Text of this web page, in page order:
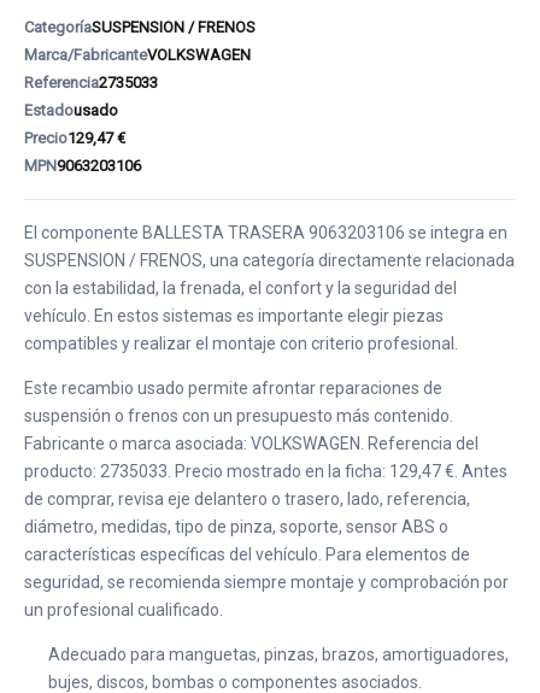
CategoríaSUSPENSION / FRENOS
Marca/FabricanteVOLKSWAGEN
Referencia2735033
Estadousado
Precio129,47 €
MPN9063203106
El componente BALLESTA TRASERA 9063203106 se integra en
SUSPENSION / FRENOS, una categoría directamente relacionada
con la estabilidad, la frenada, el confort y la seguridad del
vehículo. En estos sistemas es importante elegir piezas
compatibles y realizar el montaje con criterio profesional.
Este recambio usado permite afrontar reparaciones de
suspensión o frenos con un presupuesto más contenido.
Fabricante o marca asociada: VOLKSWAGEN. Referencia del
producto: 2735033. Precio mostrado en la ficha: 129,47 €. Antes
de comprar, revisa eje delantero o trasero, lado, referencia,
diámetro, medidas, tipo de pinza, soporte, sensor ABS o
características específicas del vehículo. Para elementos de
seguridad, se recomienda siempre montaje y comprobación por
un profesional cualificado.
Adecuado para manguetas, pinzas, brazos, amortiguadores,
bujes, discos, bombas o componentes asociados.